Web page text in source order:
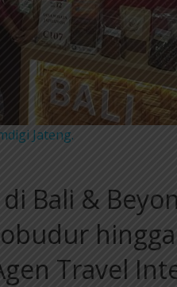
Jateng.
Bali &
hingga
Travel